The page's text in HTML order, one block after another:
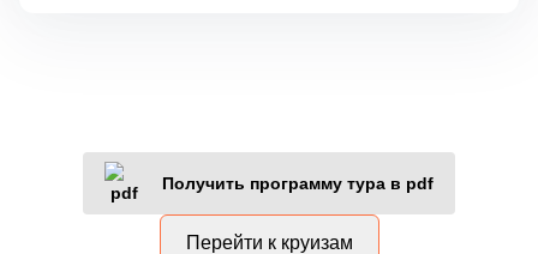
Получить программу тура в pdf
Перейти к круизам